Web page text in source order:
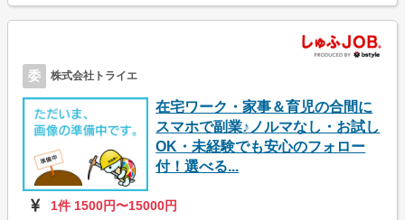
委 株式会社トライエ
在宅ワーク・家事＆育児の合間に
スマホで副業♪ノルマなし・お試し
OK・未経験でも安心のフォロー
付！選べる...
1件 1500円〜15000円